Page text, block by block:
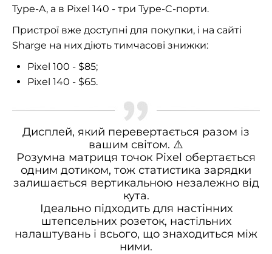
Type-A, а в Pixel 140 - три Type-C-порти.
Пристрої вже доступні для покупки, і на сайті
Sharge на них діють тимчасові знижки:
Pixel 100 - $85;
Pixel 140 - $65.
Дисплей, який перевертається разом із
вашим світом. ⚠️
Розумна матриця точок Pixel обертається
одним дотиком, тож статистика зарядки
залишається вертикальною незалежно від
кута.
Ідеально підходить для настінних
штепсельних розеток, настільних
налаштувань і всього, що знаходиться між
ними.